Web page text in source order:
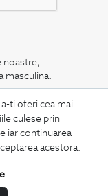
ti oferi cea mai
culese prin
iar continuarea
acestora.
noastre,
masculina.